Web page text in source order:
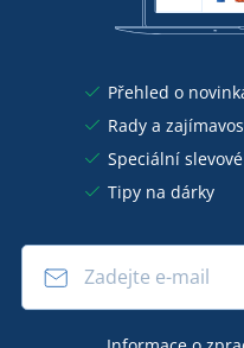
Přehled o
Rady a
Speciální
Tipy na dárky